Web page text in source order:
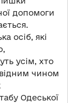
допомоги
осіб, які
усім, хто
чином
Одеської